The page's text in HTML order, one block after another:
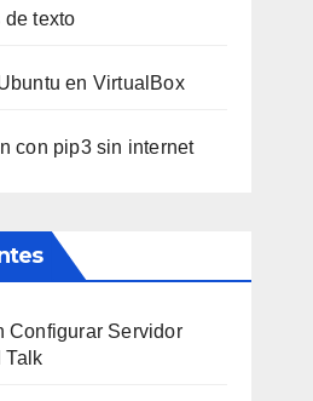
de texto
en VirtualBox
con pip3 sin internet
Configurar Servidor
Talk